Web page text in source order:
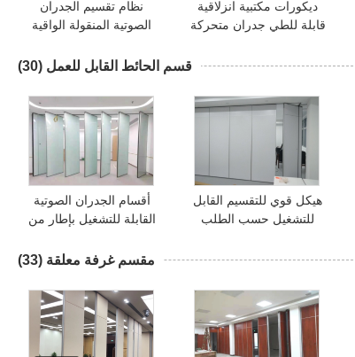
نظام تقسيم الجدران
الصوتية المنقولة الواقية
ديكورات مكتبية انزلاقية
قابلة للطي جدران متحركة
قسم الحائط القابل للعمل (30)
أقسام الجدران الصوتية
القابلة للتشغيل بإطار من
هيكل قوي للتقسيم القابل
للتشغيل حسب الطلب
مقسم غرفة معلقة (33)